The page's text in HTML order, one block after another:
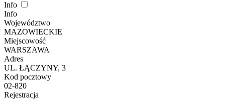
Info
Info
Województwo
MAZOWIECKIE
Miejscowość
WARSZAWA
Adres
UL. ŁĄCZYNY, 3
Kod pocztowy
02-820
Rejestracja